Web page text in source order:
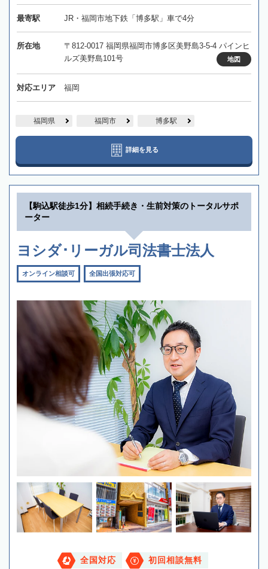
最寄駅 JR・福岡市地下鉄「博多駅」車で4分
所在地
〒812-0017 福岡県福岡市博多区美野島3-5-4 パインヒ
ルズ美野島101号
地図
対応エリア 福岡
福岡県 福岡市 博多駅
詳細を見る
【駒込駅徒歩1分】相続手続き・生前対策のトータルサポ
ーター
ヨシダ･リーガル司法書士法人
オンライン相談可 全国出張対応可
全国対応 初回相談無料